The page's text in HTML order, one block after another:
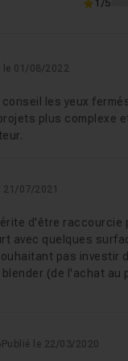
1/5
le 01/08/2022
conseil les yeux
plus complexe
21/07/2021
d'être
avec quelques
pas investir
(de l'achat
Publié le 22/03/2020